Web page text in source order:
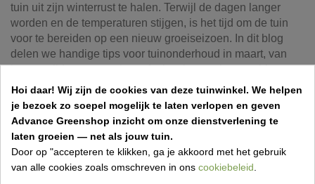
tuin uit zijn winterrust te halen. Terwijl de dagen langer
worden en de temperaturen stijgen, is het tijd om de tuin
voor te bereiden op een nieuw groeiseizoen. In dit blog
delen we handige tips voor tuinonderhoud in maart, van
het verwijderen van winterafval tot het zaaien van bloemen
en groenten. Maak je tuin klaar voor de lente en zorg
ervoor dat deze het hele seizoen door in volle bloei staat!
read more
26 Feb 2026,21:42
Tuintips per maand
Vincent Van Kerschaver
Hoi daar! Wij zijn de cookies van deze tuinwinkel. We helpen
je bezoek zo soepel mogelijk te laten verlopen en geven
Advance Greenshop inzicht om onze dienstverlening te
laten groeien — net als jouw tuin.
Door op "accepteren te klikken, ga je akkoord met het gebruik
van alle cookies zoals omschreven in ons cookiebeleid